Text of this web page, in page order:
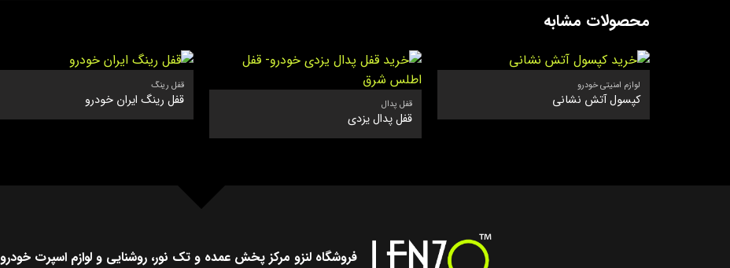
محصولات مشابه
لوازم امنیتی خودرو
کپسول آتش نشانی قفل پدال
قفل پدال یزدی
قفل رینگ
قفل رینگ ایران خودرو
فروشگاه لنزو مرکز پخش عمده و تک نور، روشنایی و لوازم اسپرت خودرو